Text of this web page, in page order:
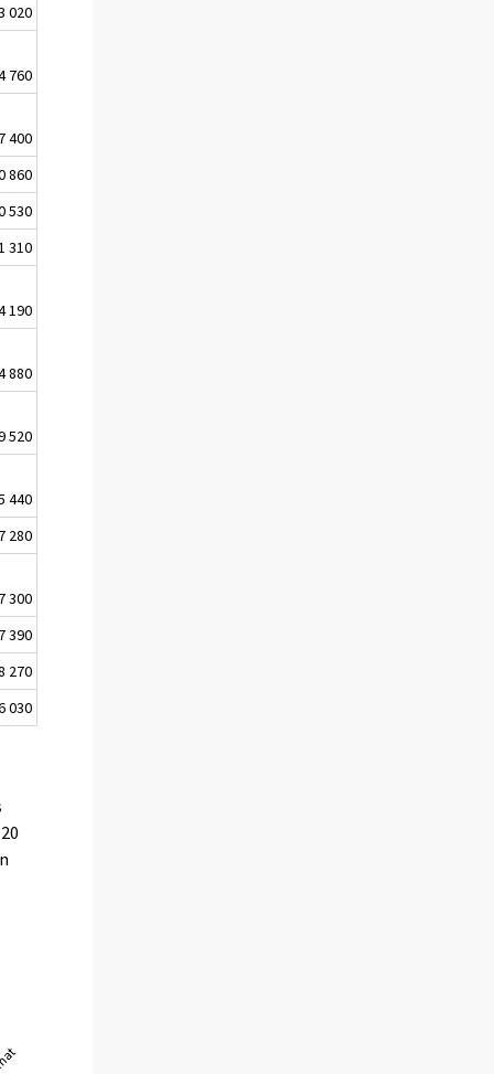
020
760
400
860
530
310
190
880
520
440
280
300
390
270
030